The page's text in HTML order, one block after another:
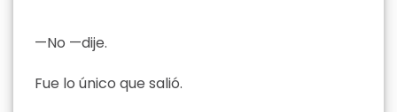
—No —dije.
Fue lo único que salió.